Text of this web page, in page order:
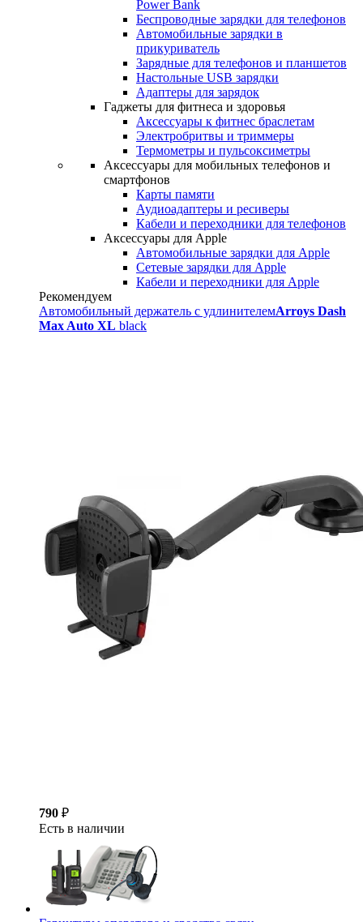
Power Bank
Беспроводные зарядки для телефонов
Автомобильные зарядки в
прикуриватель
Зарядные для телефонов и планшетов
Настольные USB зарядки
Адаптеры для зарядок
Гаджеты для фитнеса и здоровья
Аксессуары к фитнес браслетам
Электробритвы и триммеры
Термометры и пульсоксиметры
Аксессуары для мобильных телефонов и
смартфонов
Карты памяти
Аудиоадаптеры и ресиверы
Кабели и переходники для телефонов
Аксессуары для Apple
Автомобильные зарядки для Apple
Сетевые зарядки для Apple
Кабели и переходники для Apple
Рекомендуем
Автомобильный держатель с удлинителемArroys Dash
Max Auto XL black
790 ₽
Есть в наличии